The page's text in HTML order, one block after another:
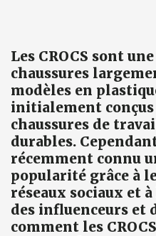
Les CROCS sont
chaussures
modèles en
initialement conçus
chaussures de
durables.
récemment connu
popularité grâce à
réseaux sociaux et
des influenceurs et
comment les